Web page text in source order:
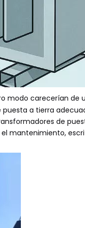
modo carecerían de
a tierra
de
mantenimiento,